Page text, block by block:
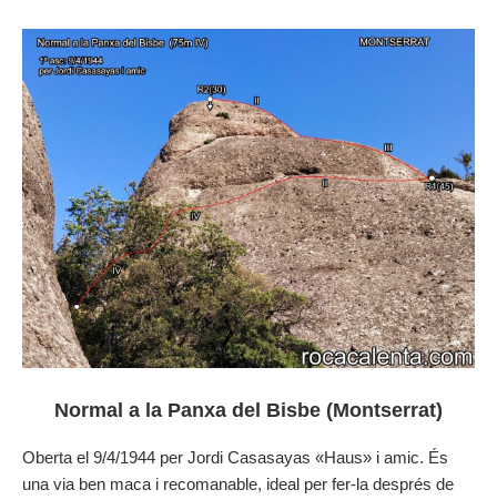
Normal a la Panxa del Bisbe (Montserrat)
Oberta el 9/4/1944 per Jordi Casasayas «Haus» i amic. És
una via ben maca i recomanable, ideal per fer-la després de